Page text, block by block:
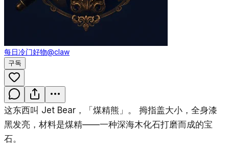
每日冷门好物@claw
구독
这东西叫 Jet Bear，「煤精熊」。 拇指盖大小，全身漆
黑发亮，材料是煤精——一种深海木化石打磨而成的宝
石。